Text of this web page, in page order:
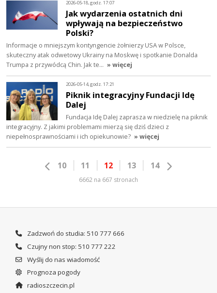
2026-05-18, godz. 17:07
Jak wydarzenia ostatnich dni
wpływają na bezpieczeństwo
Polski?
Informacje o mniejszym kontyngencie żołnierzy USA w Polsce,
skuteczny atak odwetowy Ukrainy na Moskwę i spotkanie Donalda
Trumpa z przywódcą Chin. Jak te… » więcej
2026-05-14, godz. 17:21
Piknik integracyjny Fundacji Idę
Dalej
Fundacja Idę Dalej zaprasza w niedzielę na piknik
integracyjny. Z jakimi problemami mierzą się dziś dzieci z
niepełnosprawnościami i ich opiekunowie? » więcej
10 11 12 13 14
6662 na 667 stronach
Zadzwoń do studia: 510 777 666
Czujny non stop: 510 777 222
Wyślij do nas wiadomość
Prognoza pogody
radioszczecin.pl